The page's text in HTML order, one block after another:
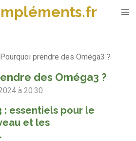
Pourquoi prendre des Oméga3 ?
des Oméga3 ?
à 20:30
: essentiels pour le
et les